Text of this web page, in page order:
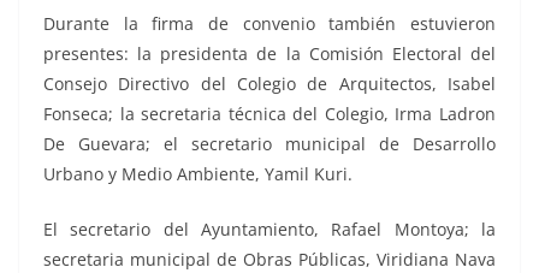
Durante la firma de convenio también estuvieron
presentes: la presidenta de la Comisión Electoral del
Consejo Directivo del Colegio de Arquitectos, Isabel
Fonseca; la secretaria técnica del Colegio, Irma Ladron
De Guevara; el secretario municipal de Desarrollo
Urbano y Medio Ambiente, Yamil Kuri.
El secretario del Ayuntamiento, Rafael Montoya; la
secretaria municipal de Obras Públicas, Viridiana Nava